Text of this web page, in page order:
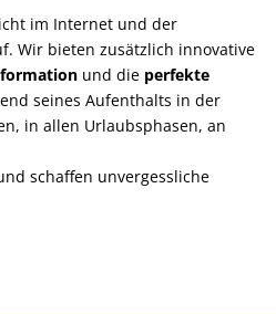
im Internet und der
Wir bieten zusätzlich innovative
und die perfekte
seines Aufenthalts in der
in allen Urlaubsphasen, an
schaffen unvergessliche